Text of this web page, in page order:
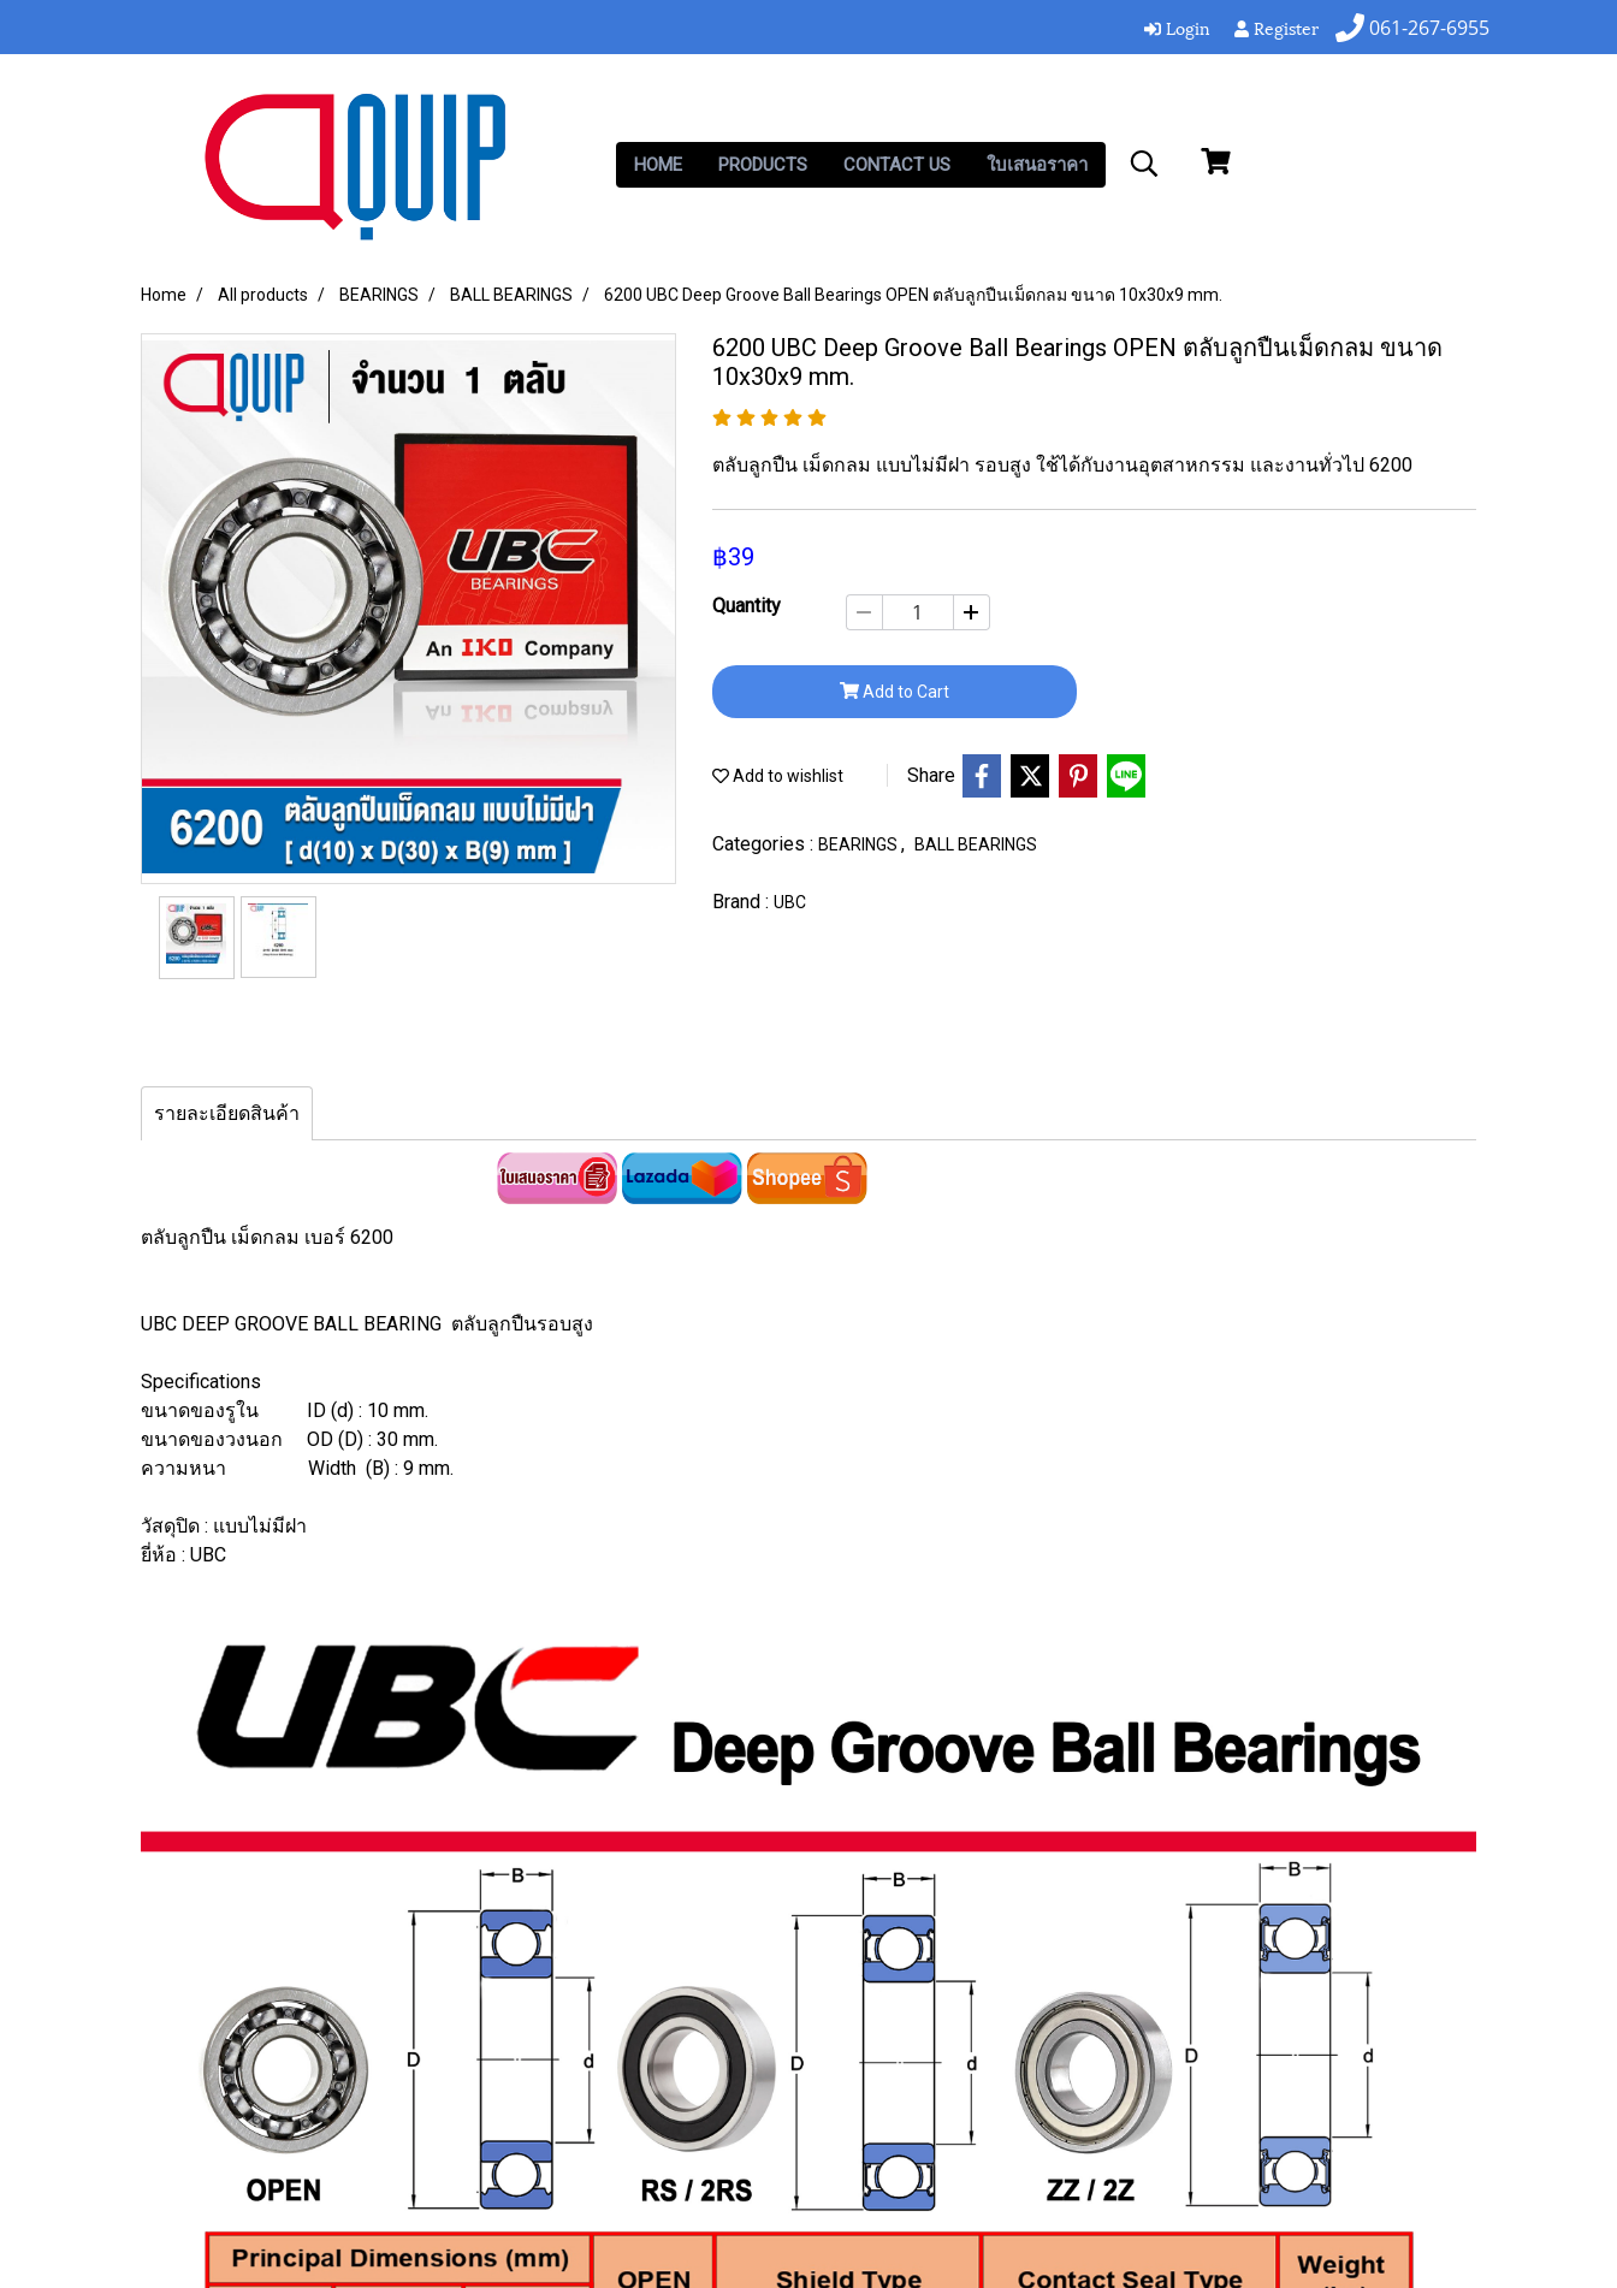
Login Register 061-267-6955
HOME PRODUCTS CONTACT US ใบเสนอราคา
Home All products BEARINGS BALL BEARINGS 6200 UBC Deep Groove Ball Bearings OPEN ตลับลูกปืนเม็ดกลม ขนาด 10x30x9 mm.
6200 UBC Deep Groove Ball Bearings OPEN ตลับลูกปืนเม็ดกลม ขนาด
10x30x9 mm.
ตลับลูกปืน เม็ดกลม แบบไม่มีฝา รอบสูง ใช้ได้กับงานอุตสาหกรรม และงานทั่วไป 6200
฿39
Quantity
Add to Cart
Add to wishlist Share
Categories : BEARINGS , BALL BEARINGS
Brand : UBC
รายละเอียดสินค้า
ตลับลูกปืน เม็ดกลม เบอร์ 6200
UBC DEEP GROOVE BALL BEARING ตลับลูกปืนรอบสูง
Specifications
ขนาดของรูใน ID (d) : 10 mm.
ขนาดของวงนอก OD (D) : 30 mm.
ความหนา Width (B) : 9 mm.
วัสดุปิด : แบบไม่มีฝา
ยี่ห้อ : UBC